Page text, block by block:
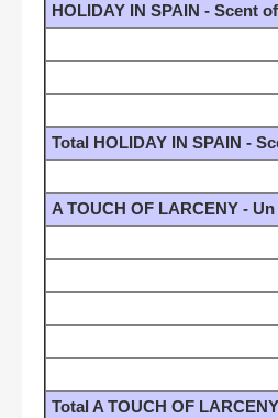
HOLIDAY IN SPAIN - Scent
Total HOLIDAY IN SPAIN -
A TOUCH OF LARCENY -
Total A TOUCH OF